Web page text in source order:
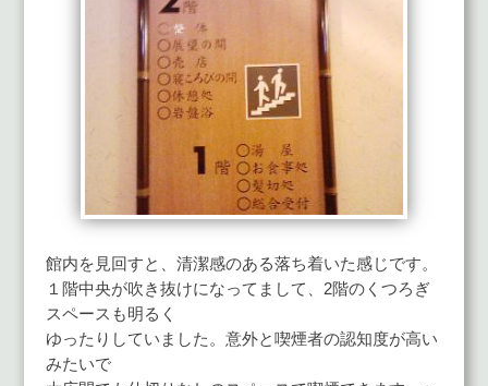
館内を見回すと、清潔感のある落ち着いた感じです。
１階中央が吹き抜けになってまして、2階のくつろぎ
スペースも明るく
ゆったりしていました。意外と喫煙者の認知度が高い
みたいで